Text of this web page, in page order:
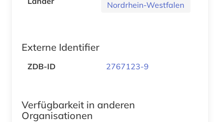
Nordrhein-Westfalen
Externe Identifier
ZDB-ID 2767123-9
Verfügbarkeit in anderen
Organisationen